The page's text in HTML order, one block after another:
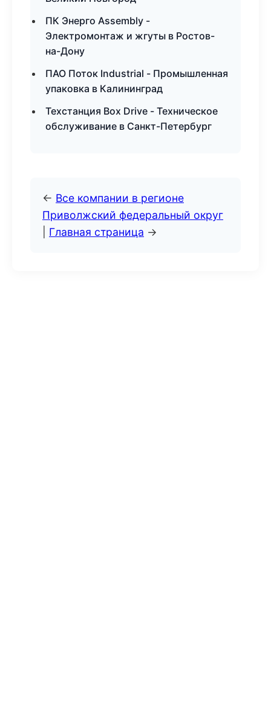
ПК Энерго Assembly -
Электромонтаж и жгуты в Ростов-
на-Дону
ПАО Поток Industrial - Промышленная
упаковка в Калининград
Техстанция Box Drive - Техническое
обслуживание в Санкт-Петербург
← Все компании в регионе
Приволжский федеральный округ
Главная страница →